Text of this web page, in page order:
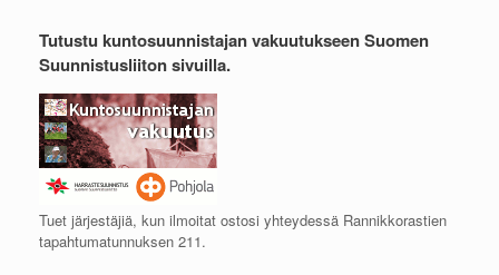
Tutustu kuntosuunnistajan vakuutukseen Suomen
Suunnistusliiton sivuilla.
Tuet järjestäjiä, kun ilmoitat ostosi yhteydessä Rannikkorastien
tapahtumatunnuksen 211.